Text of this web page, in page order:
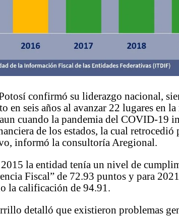
confirmó su liderazgo nacional,
en seis años al avanzar 22 lugares en
cuando la pandemia del COVID-19
de los estados, la cual retrocedió
informó la consultoría Aregional.
la entidad tenía un nivel de
Fiscal” de 72.93 puntos y para
la calificación de 94.91.
detalló que existieron problemas